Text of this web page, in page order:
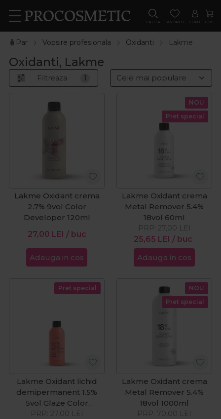
CAUTA FAVORITE CONT COS
🧴Par Vopsire profesionala Oxidanti Lakme
Oxidanti, Lakme
Filtreaza 1
Lakme Oxidant crema
2.7% 9vol Color
Developer 120ml
27,00 LEI / buc
Adauga in cos
NOU
Pret special
Lakme Oxidant crema
Metal Remover 5.4%
18vol 60ml
25,65 LEI / buc
PRP: 27,00 LEI
Adauga in cos
Pret special
Lakme Oxidant lichid
demipermanent 1.5%
5vol Glaze Color
Activator 60ml
PRP: 27,00 LEI
NOU
Pret special
Lakme Oxidant crema
Metal Remover 5.4%
18vol 1000ml
PRP: 70,00 LEI